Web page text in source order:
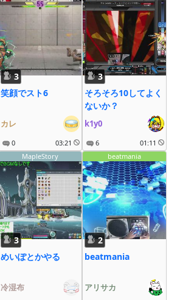
3
笑顔でスト6
カレ
0 03:21
3
そろそろ10してよく
ないか？
k1y0
6
01:11
MapleStory
3
めいぽとかやる
冷湿布
beatmania
2
beatmania
アリサカ